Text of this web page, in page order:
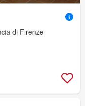
di Firenze